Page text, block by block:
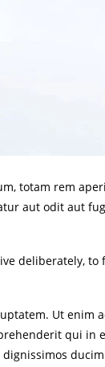
totam rem
aut odit aut
deliberately,
Ut enim
qui in